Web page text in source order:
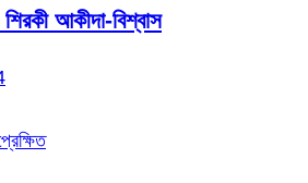
আকীদা-বিশ্বাস